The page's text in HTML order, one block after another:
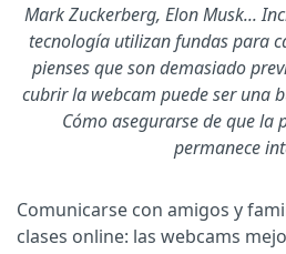
Mark Zuckerberg, Elon Musk...
tecnología utilizan fundas para
pienses que son demasiado
cubrir la webcam puede ser una
Cómo asegurarse de que la
permanece
Comunicarse con amigos y
clases online: las webcams